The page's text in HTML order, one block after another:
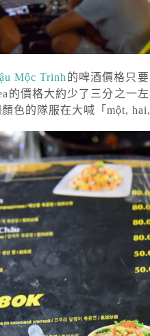
Mộc Trinh 的啤酒價格只
的價格大約少了三分之
色的隊服在大喊「một, hai,